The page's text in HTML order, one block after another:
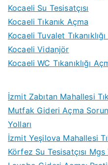
Kocaeli Su Tesisatçısı
Kocaeli Tıkanık Açma
Kocaeli Tuvalet
Kocaeli Vidanjör
Kocaeli WC Tıkanıklığı
İzmit Zabıtan Mahallesi
Mutfak Gideri Açma
Yolları
İzmit Yeşilova Mahallesi
Körfez Su Tesisatçısı Mgs